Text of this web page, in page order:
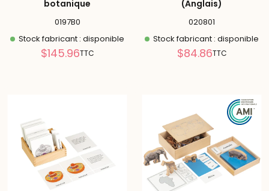
botanique
0197B0
Stock fabricant : disponible
Prix
$145.96TTC
(Anglais)
020801
Stock fabricant : disponible
Prix
$84.86TTC